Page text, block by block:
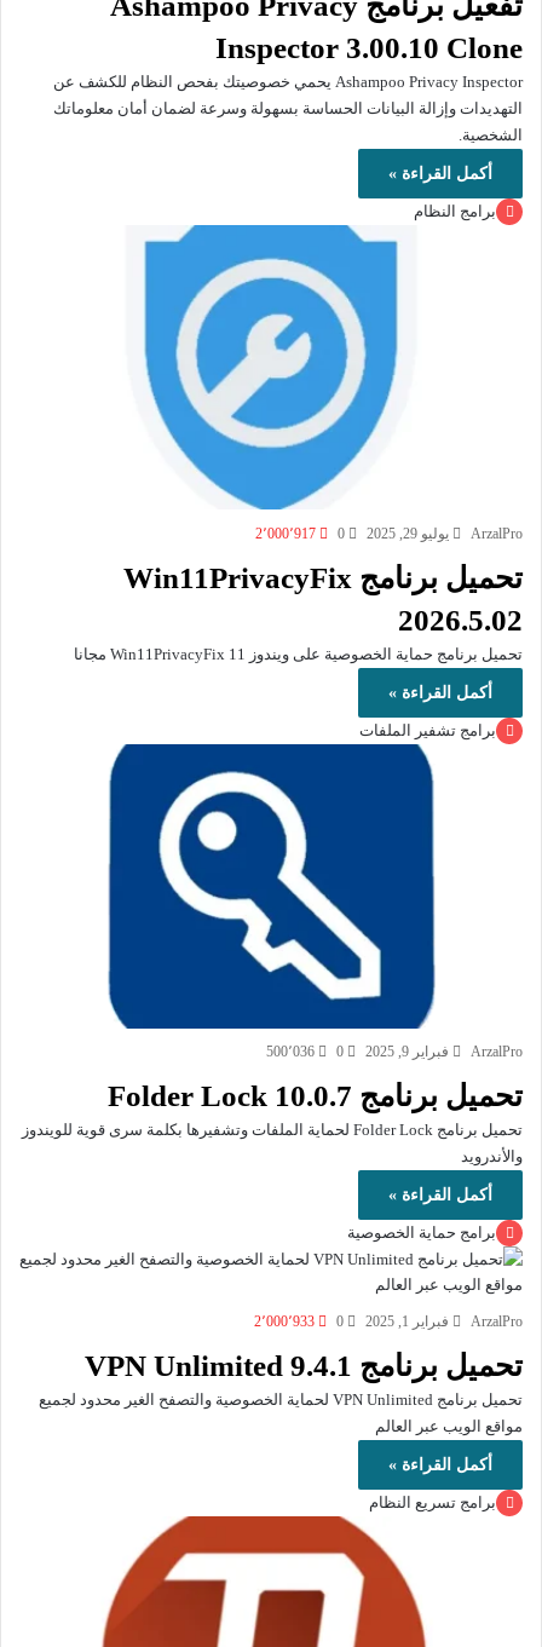
Inspector 3.00.10 Clone
Ashampoo Privacy Inspector يحمي خصوصيتك بفحص النظام للكشف عن
التهديدات وإزالة البيانات الحساسة بسهولة وسرعة لضمان أمان معلوماتك
الشخصية.
أكمل القراءة »
برامج النظام
ArzalPro يوليو 29, 2025 0 2٬000٬917
تحميل برنامج Win11PrivacyFix
2026.5.02
تحميل برنامج حماية الخصوصية على ويندوز 11 Win11PrivacyFix مجانا
أكمل القراءة »
برامج تشفير الملفات
ArzalPro فبراير 9, 2025 0 500٬036
تحميل برنامج Folder Lock 10.0.7
تحميل برنامج Folder Lock لحماية الملفات وتشفيرها بكلمة سرى قوية للويندوز
والأندرويد
أكمل القراءة »
برامج حماية الخصوصية
ArzalPro فبراير 1, 2025 0 2٬000٬933
تحميل برنامج VPN Unlimited 9.4.1
تحميل برنامج VPN Unlimited لحماية الخصوصية والتصفح الغير محدود لجميع
مواقع الويب عبر العالم
أكمل القراءة »
برامج تسريع النظام